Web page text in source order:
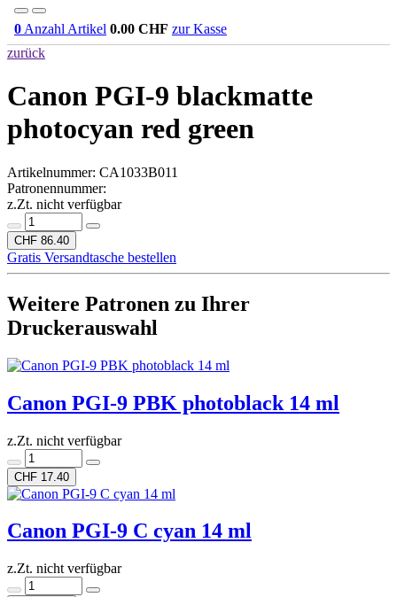
0 Anzahl Artikel 0.00 CHF zur Kasse
zurück
Canon PGI-9 blackmatte
photocyan red green
Artikelnummer: CA1033B011
Patronennummer:
z.Zt. nicht verfügbar
CHF 86.40
Gratis Versandtasche bestellen
Weitere Patronen zu Ihrer
Druckerauswahl
Canon PGI-9 PBK photoblack 14 ml
z.Zt. nicht verfügbar
CHF 17.40
Canon PGI-9 C cyan 14 ml
z.Zt. nicht verfügbar